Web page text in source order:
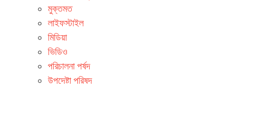
মুক্তমত
লাইফস্টাইল
মিডিয়া
ভিডিও
পরিচালনা পর্ষদ
উপদেষ্টা পরিষদ